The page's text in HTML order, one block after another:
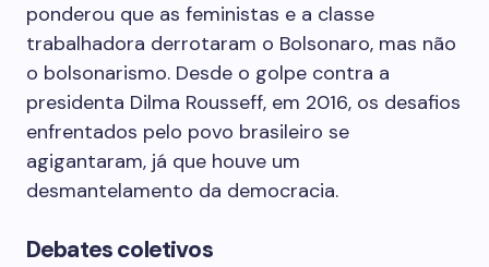
ponderou que as feministas e a classe
trabalhadora derrotaram o Bolsonaro, mas não
o bolsonarismo. Desde o golpe contra a
presidenta Dilma Rousseff, em 2016, os desafios
enfrentados pelo povo brasileiro se
agigantaram, já que houve um
desmantelamento da democracia.
Debates coletivos